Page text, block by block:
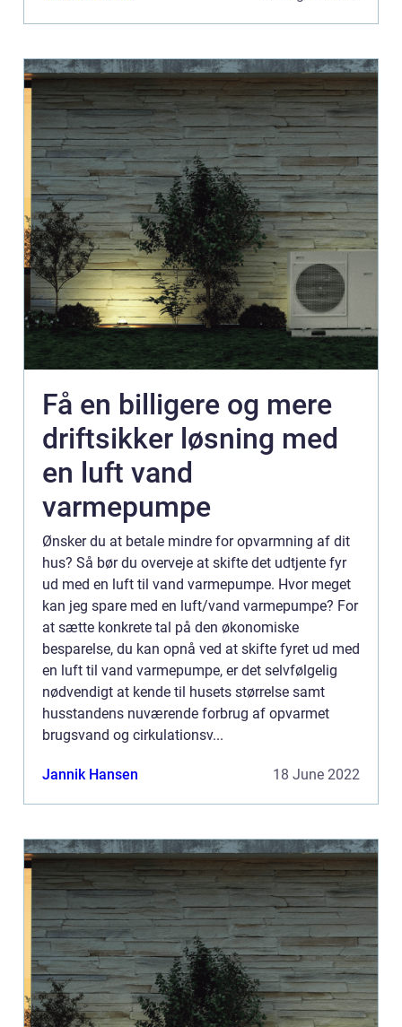
Få en billigere og mere
driftsikker løsning med
en luft vand
varmepumpe
Ønsker du at betale mindre for opvarmning af dit
hus? Så bør du overveje at skifte det udtjente fyr
ud med en luft til vand varmepumpe. Hvor meget
kan jeg spare med en luft/vand varmepumpe? For
at sætte konkrete tal på den økonomiske
besparelse, du kan opnå ved at skifte fyret ud med
en luft til vand varmepumpe, er det selvfølgelig
nødvendigt at kende til husets størrelse samt
husstandens nuværende forbrug af opvarmet
brugsvand og cirkulationsv...
Jannik Hansen 18 June 2022